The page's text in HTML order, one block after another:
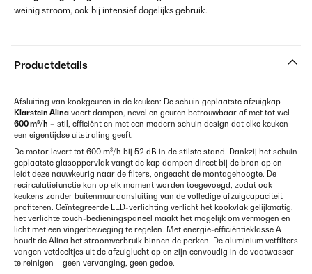
weinig stroom, ook bij intensief dagelijks gebruik.
Productdetails
Afsluiting van kookgeuren in de keuken: De schuin geplaatste afzuigkap
Klarstein Alina voert dampen, nevel en geuren betrouwbaar af met tot wel
600 m³/h – stil, efficiënt en met een modern schuin design dat elke keuken
een eigentijdse uitstraling geeft.
De motor levert tot 600 m³/h bij 52 dB in de stilste stand. Dankzij het schuin
geplaatste glasoppervlak vangt de kap dampen direct bij de bron op en
leidt deze nauwkeurig naar de filters, ongeacht de montagehoogte. De
recirculatiefunctie kan op elk moment worden toegevoegd, zodat ook
keukens zonder buitenmuuraansluiting van de volledige afzuigcapaciteit
profiteren. Geïntegreerde LED-verlichting verlicht het kookvlak gelijkmatig,
het verlichte touch-bedieningspaneel maakt het mogelijk om vermogen en
licht met een vingerbeweging te regelen. Met energie-efficiëntieklasse A
houdt de Alina het stroomverbruik binnen de perken. De aluminium vetfilters
vangen vetdeeltjes uit de afzuiglucht op en zijn eenvoudig in de vaatwasser
te reinigen – geen vervanging, geen gedoe.